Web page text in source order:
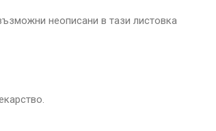
неописани в тази листовка